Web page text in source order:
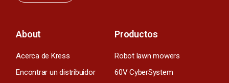
About
Acerca de Kress
Encontrar un distribuidor
Productos
Robot lawn mowers
60V CyberSystem